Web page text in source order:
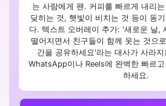
는 사람에게 팬. 커피를 빠르게 내리
딪히는 것, 햇빛이 비치는 것 등이 동
다. 텍스트 오버레이 추가: '새로운 날,
떨어지면서 친구들이 함께 웃는 것으
간을 공유하세요'라는 대사가 사라
WhatsApp이나 Reels에 완벽한 빠르
하세요.